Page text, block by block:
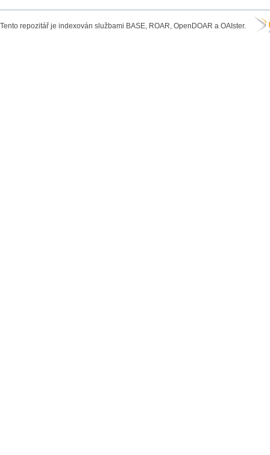
Tento repozitář je indexován službami BASE, ROAR, OpenDOAR a OAIster.